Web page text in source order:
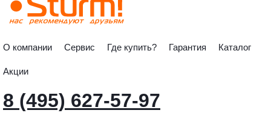
О компании Сервис Где купить? Гарантия Каталог
Акции
8 (495) 627-57-97